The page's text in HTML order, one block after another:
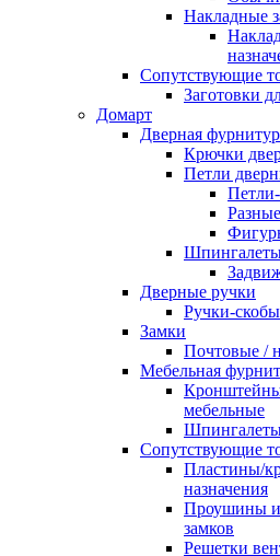
Накладные
Сопутствующие
Заготовки
Домарт
Дверная
Крючки
Петли
Дверные ручки
Ручки-скобы
Замки
Почтовые /
Мебельная
мебельные
Сопутствующие
Пластины/
назначения
Проушины и
замков
Решетки